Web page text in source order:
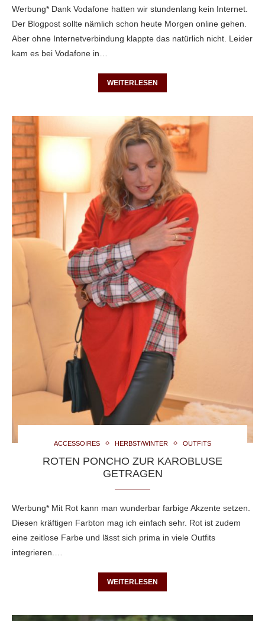
Werbung* Dank Vodafone hatten wir stundenlang kein Internet.
Der Blogpost sollte nämlich schon heute Morgen online gehen.
Aber ohne Internetverbindung klappte das natürlich nicht. Leider
kam es bei Vodafone in…
WEITERLESEN
ACCESSOIRES HERBST/WINTER OUTFITS
ROTEN PONCHO ZUR KAROBLUSE
GETRAGEN
Werbung* Mit Rot kann man wunderbar farbige Akzente setzen.
Diesen kräftigen Farbton mag ich einfach sehr. Rot ist zudem
eine zeitlose Farbe und lässt sich prima in viele Outfits
integrieren.…
WEITERLESEN